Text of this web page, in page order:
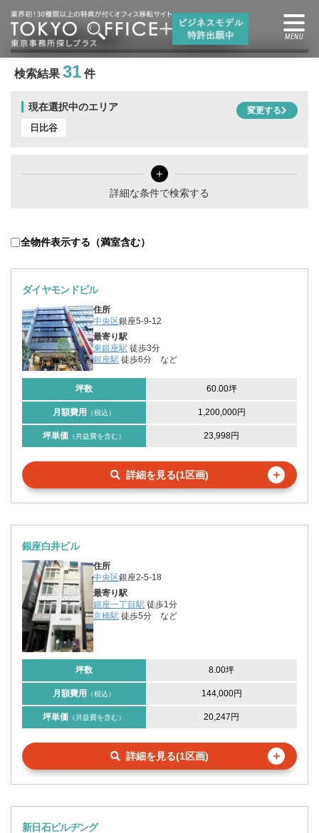
日比谷駅の賃貸オフィス・賃貸事務所
検索結果 31 件
現在選択中のエリア
日比谷
変更する
＋
詳細な条件で検索する
全物件表示する（満室含む）
ダイヤモンドビル
住所
中央区銀座5-9-12
最寄り駅
東銀座駅 徒歩3分
銀座駅 徒歩6分 など
坪数 60.00坪
月額費用 （税込） 1,200,000円
坪単価 （共益費を含む） 23,998円
詳細を見る(1区画) ＋
銀座白井ビル
住所
中央区銀座2-5-18
最寄り駅
銀座一丁目駅 徒歩1分
京橋駅 徒歩5分 など
坪数 8.00坪
月額費用 （税込） 144,000円
坪単価 （共益費を含む） 20,247円
詳細を見る(1区画) ＋
新日石ビルヂング